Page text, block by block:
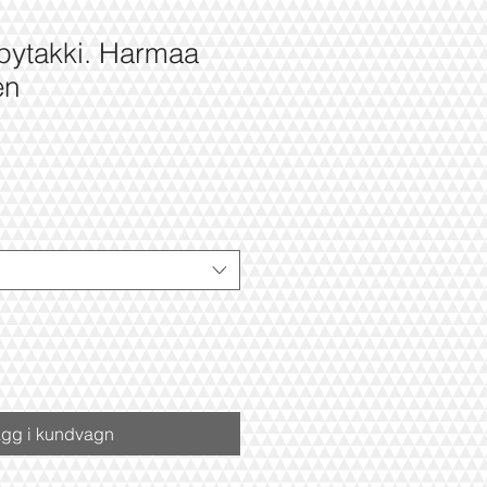
Harmaa
i kundvagn